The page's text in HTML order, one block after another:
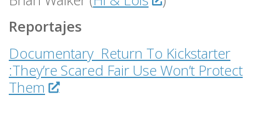
Reportajes
Documentary Return To Kickstarter
:They’re Scared Fair Use Won’t Protect
Them